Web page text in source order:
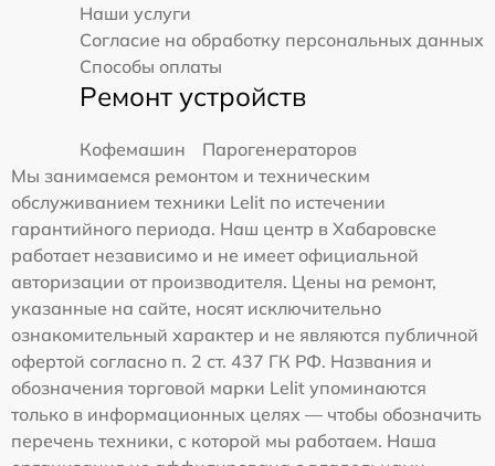
Наши услуги
Согласие на обработку персональных данных
Способы оплаты
Ремонт устройств
Кофемашин
Парогенераторов
Мы занимаемся ремонтом и техническим
обслуживанием техники Lelit по истечении
гарантийного периода. Наш центр в Хабаровске
работает независимо и не имеет официальной
авторизации от производителя. Цены на ремонт,
указанные на сайте, носят исключительно
ознакомительный характер и не являются публичной
офертой согласно п. 2 ст. 437 ГК РФ. Названия и
обозначения торговой марки Lelit упоминаются
только в информационных целях — чтобы обозначить
перечень техники, с которой мы работаем. Наша